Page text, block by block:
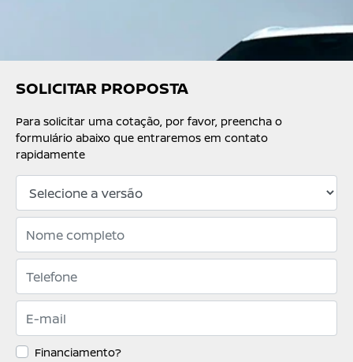
SOLICITAR PROPOSTA
Para solicitar uma cotação, por favor, preencha o
formulário abaixo que entraremos em contato
rapidamente
Financiamento?